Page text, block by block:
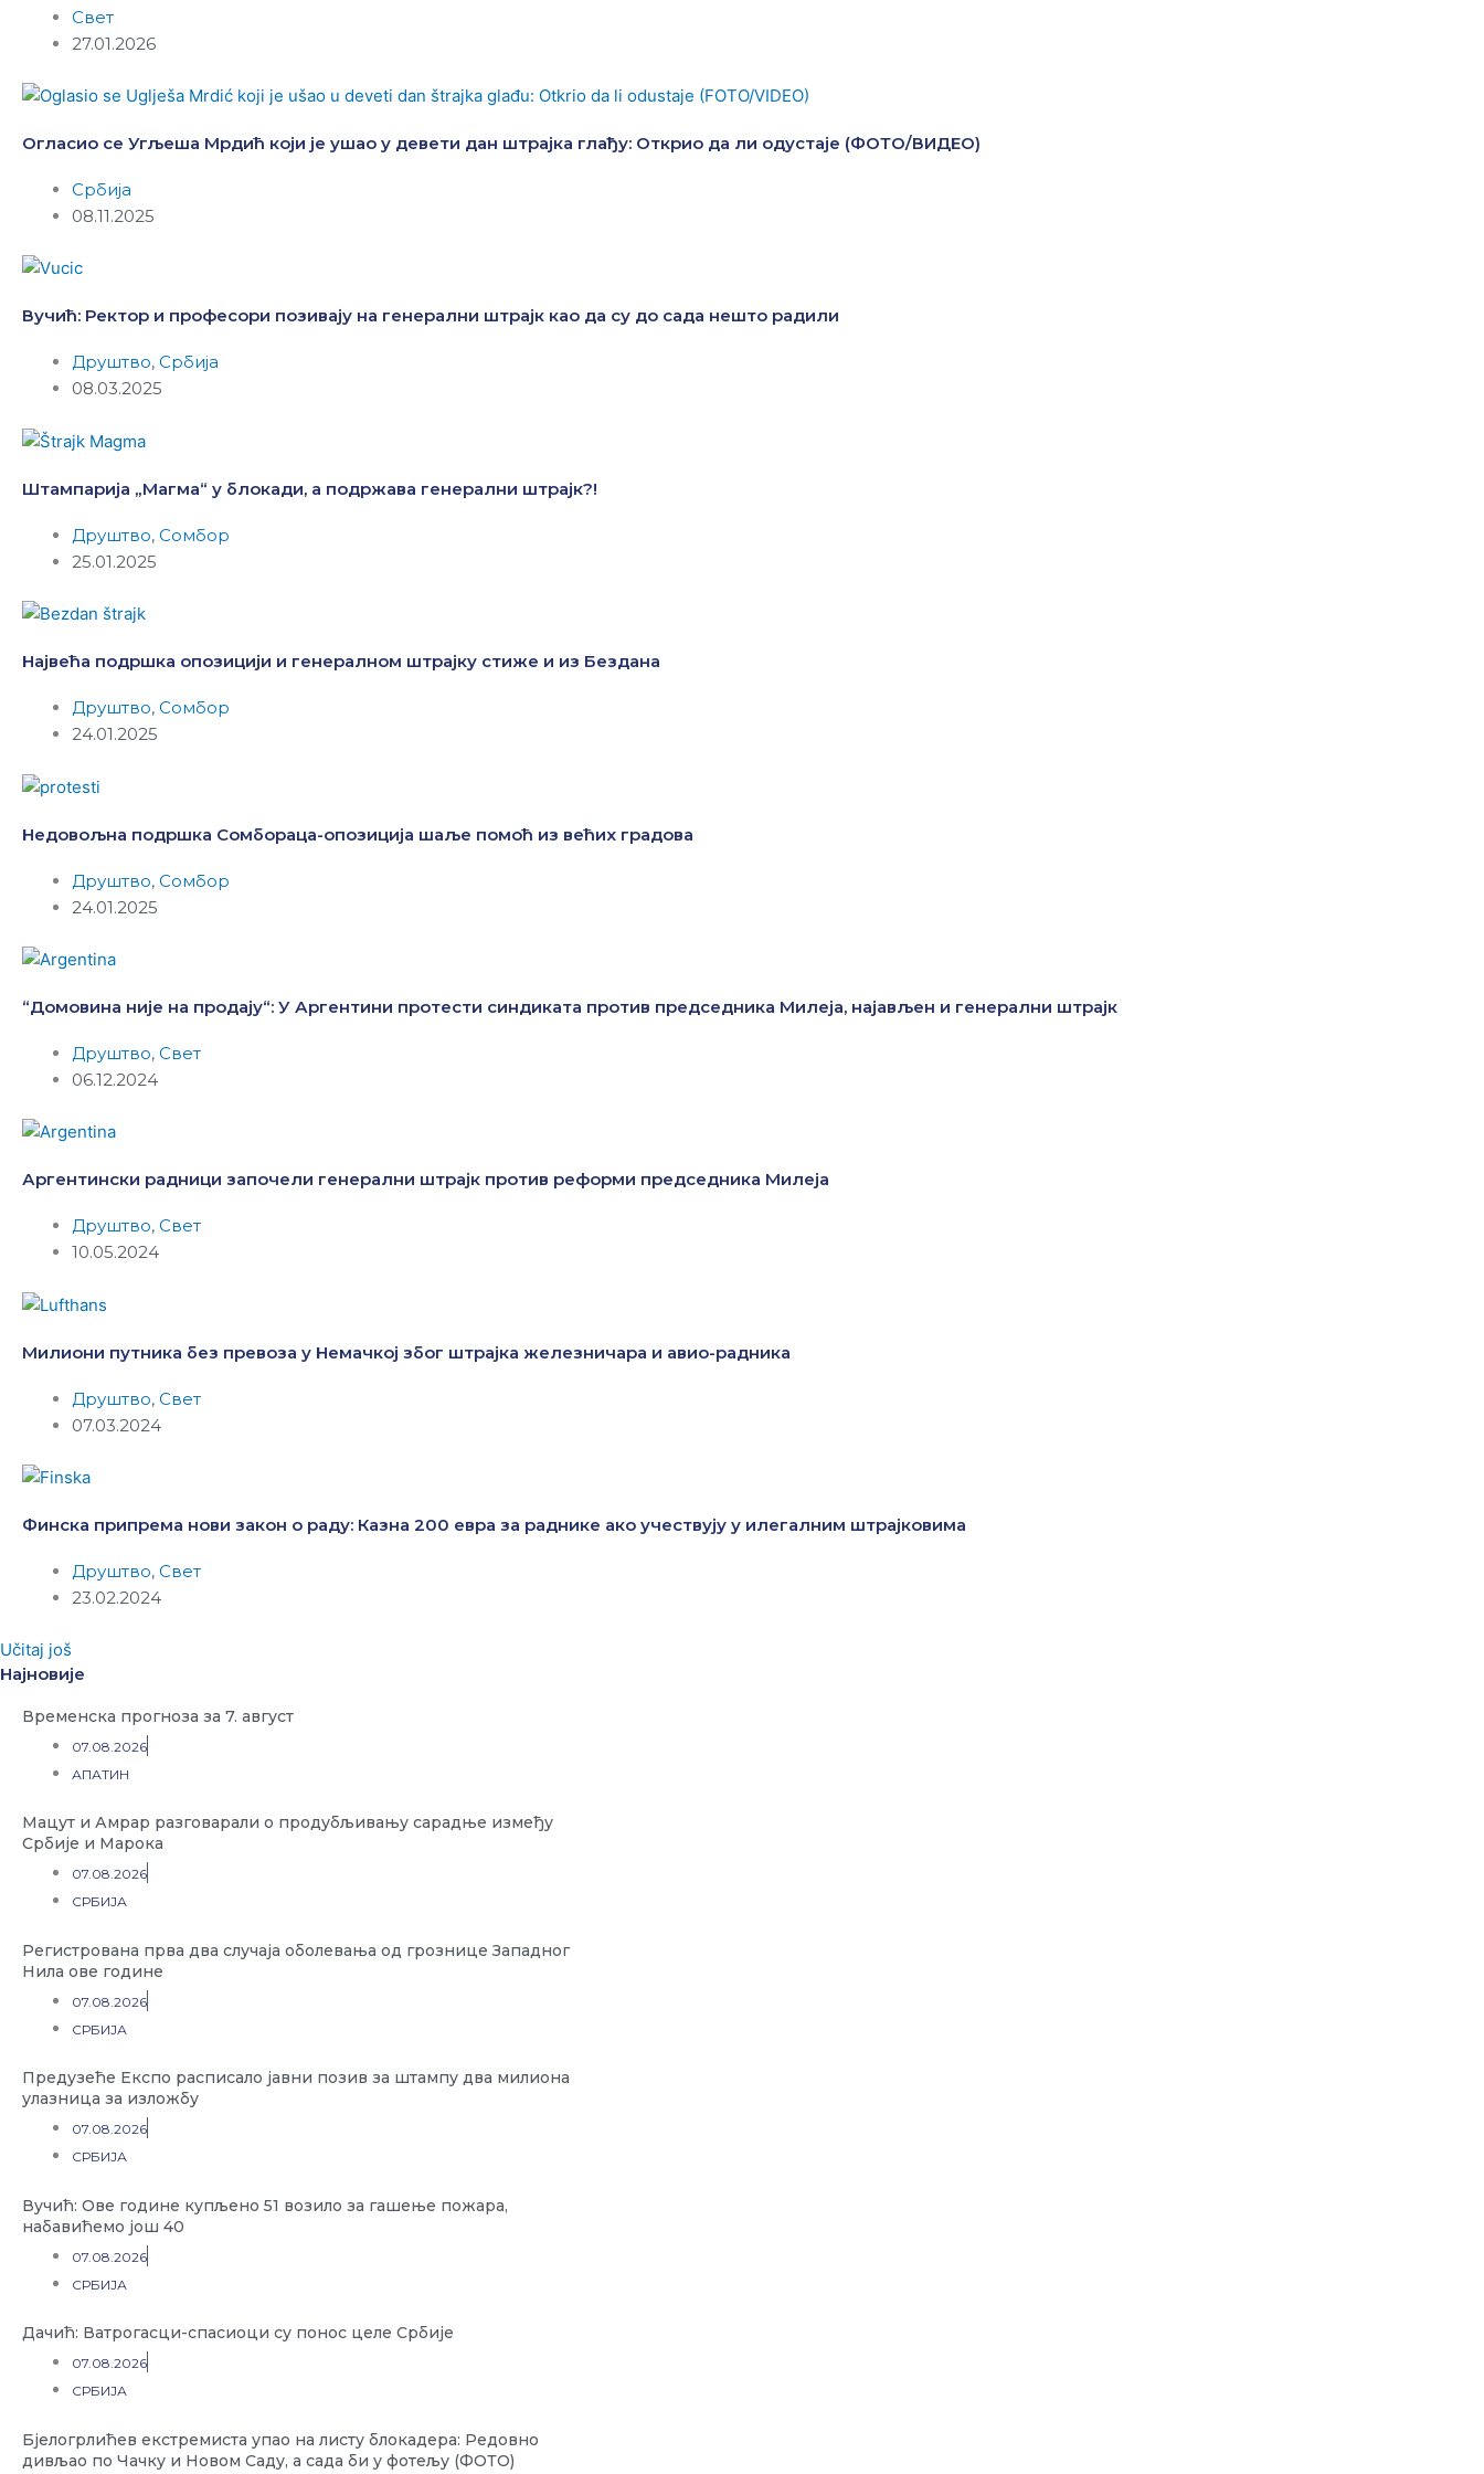
Свет
27.01.2026
Огласио се Угљеша Мрдић који је ушао у девети дан штрајка глађу: Открио да ли одустаје (ФОТО/ВИДЕО)
Србија
08.11.2025
Вучић: Ректор и професори позивају на генерални штрајк као да су до сада нешто радили
Друштво, Србија
08.03.2025
Штампарија „Магма“ у блокади, а подржава генерални штрајк?!
Друштво, Сомбор
25.01.2025
Највећа подршка опозицији и генералном штрајку стиже и из Бездана
Друштво, Сомбор
24.01.2025
Недовољна подршка Сомбораца-опозиција шаље помоћ из већих градова
Друштво, Сомбор
24.01.2025
“Домовина није на продају“: У Аргентини протести синдиката против председника Милеја, најављен и генерални штрајк
Друштво, Свет
06.12.2024
Аргентински радници започели генерални штрајк против реформи председника Милеја
Друштво, Свет
10.05.2024
Милиони путника без превоза у Немачкој због штрајка железничара и авио-радника
Друштво, Свет
07.03.2024
Финска припрема нови закон о раду: Казна 200 евра за раднике ако учествују у илегалним штрајковима
Друштво, Свет
23.02.2024
Učitaj još
Најновије
Временска прогноза за 7. август
07.08.2026
АПАТИН
Мацут и Амрар разговарали о продубљивању сарадње између
Србије и Марока
07.08.2026
СРБИЈА
Регистрована прва два случаја оболевања од грознице Западног
Нила ове године
07.08.2026
СРБИЈА
Предузеће Експо расписало јавни позив за штампу два милиона
улазница за изложбу
07.08.2026
СРБИЈА
Вучић: Ове године купљено 51 возило за гашење пожара,
набавићемо још 40
07.08.2026
СРБИЈА
Дачић: Ватрогасци-спасиоци су понос целе Србије
07.08.2026
СРБИЈА
Бјелогрлићев екстремиста упао на листу блокадера: Редовно
дивљао по Чачку и Новом Саду, а сада би у фотељу (ФОТО)